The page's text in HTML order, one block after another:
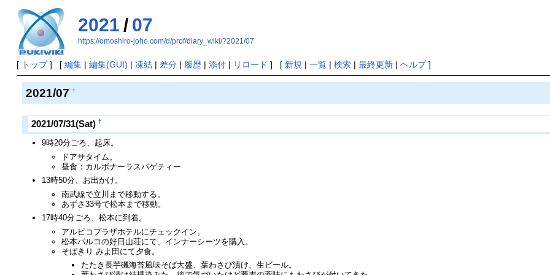
2021 / 07
https://omoshiro-joho.com/d/prof/diary_wiki/?2021/07
[ トップ] [ 編集| 編集(GUI) | 凍結| 差分| 履歴| 添付| リロード ] [ 新規 | 一覧| 検索| 最終更新| ヘルプ]
2021/07 †
2021/07/31(Sat) †
9時20分ごろ、起床。
ドアサタイム。
昼食：カルボナーラスパゲティー
13時50分、お出かけ。
南武線で立川まで移動する。
あずさ33号で松本まで移動。
17時40分ごろ、松本に到着。
アルピコプラザホテルにチェックイン。
松本パルコの好日山荘にて、インナーシーツを購入。
そばきり みよ田にて夕食。
たたき長芋磯海苔風味そば大盛、葉わさび漬け、生ビール。